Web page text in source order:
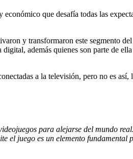
que desafía todas las
y transformaron este segmento
además quienes son parte de
a la televisión, pero no es
para alejarse del mundo
el juego es un elemento fundamental